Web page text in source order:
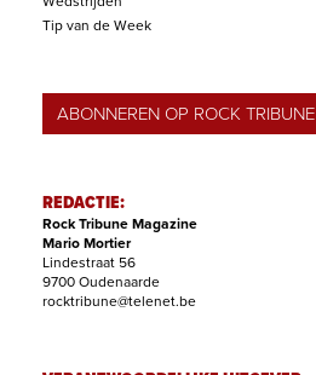
Tip van de Week
ABONNEREN OP ROCK TRIBUNE
REDACTIE:
Rock Tribune Magazine
Mario Mortier
Lindestraat 56
9700 Oudenaarde
rocktribune@telenet.be